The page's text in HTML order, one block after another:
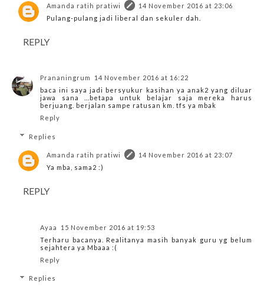
Amanda ratih pratiwi
14 November 2016 at 23:06
Pulang-pulang jadi liberal dan sekuler dah.
REPLY
Prananingrum
14 November 2016 at 16:22
baca ini saya jadi bersyukur kasihan ya anak2 yang diluar
jawa sana ...betapa untuk belajar saja mereka harus
berjuang. berjalan sampe ratusan km. tfs ya mbak
Reply
Replies
Amanda ratih pratiwi
14 November 2016 at 23:07
Ya mba, sama2 :)
REPLY
Ayaa
15 November 2016 at 19:53
Terharu bacanya. Realitanya masih banyak guru yg belum
sejahtera ya Mbaaa :(
Reply
Replies